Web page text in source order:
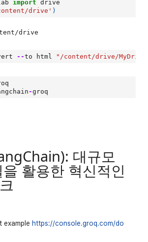
import drive
drive' )
--to html "/content/drive/
-groq
대규모
활용한 혁신적인
example https://console.groq.com/do